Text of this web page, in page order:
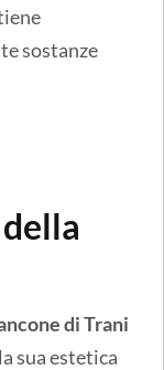
sostanze
di Trani
sua estetica